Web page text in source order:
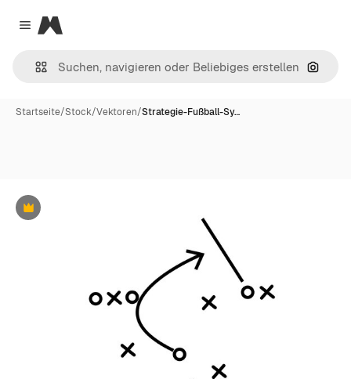
Close menu
Magnific
Nach
Startseite/Stock/Vektoren/Strategie-Fußball-Sy…
Premium